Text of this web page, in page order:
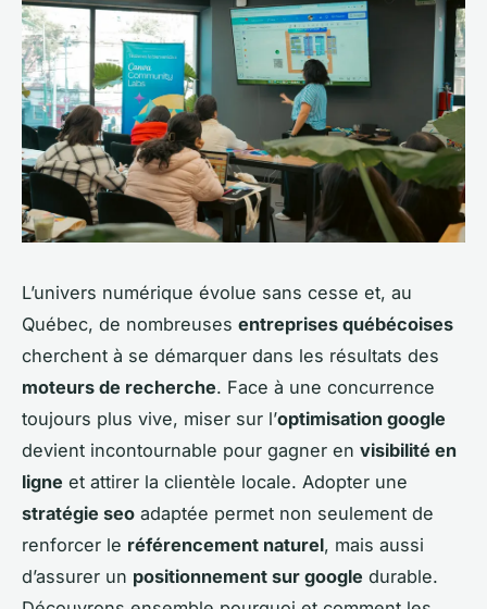
L’univers numérique évolue sans cesse et, au
Québec, de nombreuses entreprises québécoises
cherchent à se démarquer dans les résultats des
moteurs de recherche. Face à une concurrence
toujours plus vive, miser sur l’optimisation google
devient incontournable pour gagner en visibilité en
ligne et attirer la clientèle locale. Adopter une
stratégie seo adaptée permet non seulement de
renforcer le référencement naturel, mais aussi
d’assurer un positionnement sur google durable.